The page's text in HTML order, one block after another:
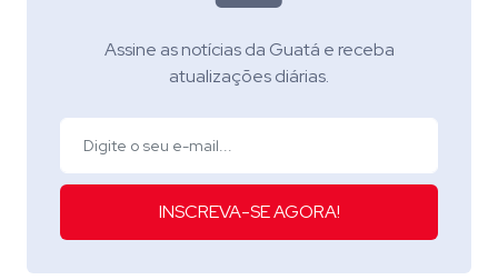
Assine as notícias da Guatá e receba
atualizações diárias.
INSCREVA-SE AGORA!